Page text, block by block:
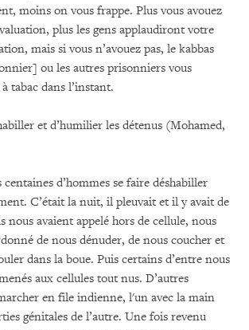
moins on vous frappe. Plus vous avouez
plus les gens applaudiront votre
mais si vous n’avouez pas, le kabbas
ou les autres prisonniers vous
tabac dans l’instant.
et d’humilier les détenus (Mohamed,
centaines d’hommes se faire déshabiller
C’était la nuit, il pleuvait et il y avait de
nous avaient appelé hors de cellule, nous
de nous dénuder, de nous coucher et
dans la boue. Puis certains d’entre nous
aux cellules tout nus. D’autres
en file indienne, l'un avec la main
génitales de l’autre. Une fois revenu